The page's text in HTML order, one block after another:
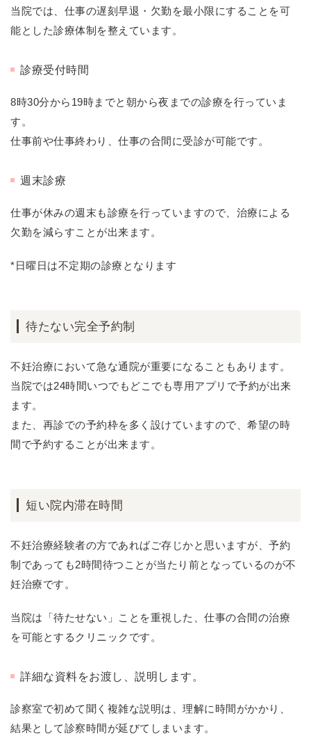
当院では、仕事の遅刻早退・欠勤を最小限にすることを可
能とした診療体制を整えています。
診療受付時間
8時30分から19時までと朝から夜までの診療を行っていま
す。
仕事前や仕事終わり、仕事の合間に受診が可能です。
週末診療
仕事が休みの週末も診療を行っていますので、治療による
欠勤を減らすことが出来ます。
*日曜日は不定期の診療となります
待たない完全予約制
不妊治療において急な通院が重要になることもあります。
当院では24時間いつでもどこでも専用アプリで予約が出来
ます。
また、再診での予約枠を多く設けていますので、希望の時
間で予約することが出来ます。
短い院内滞在時間
不妊治療経験者の方であればご存じかと思いますが、予約
制であっても2時間待つことが当たり前となっているのが不
妊治療です。
当院は「待たせない」ことを重視した、仕事の合間の治療
を可能とするクリニックです。
詳細な資料をお渡し、説明します。
診察室で初めて聞く複雑な説明は、理解に時間がかかり、
結果として診察時間が延びてしまいます。